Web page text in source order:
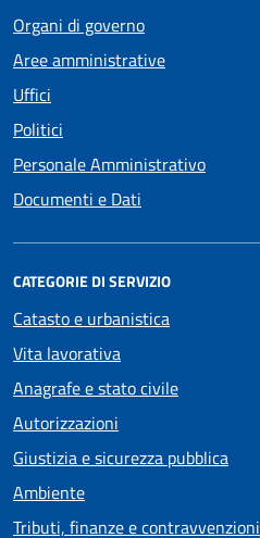
Organi di governo
Aree amministrative
Uffici
Politici
Personale Amministrativo
Documenti e Dati
CATEGORIE DI SERVIZIO
Catasto e urbanistica
Vita lavorativa
Anagrafe e stato civile
Autorizzazioni
Giustizia e sicurezza pubblica
Ambiente
Tributi, finanze e contravvenzioni